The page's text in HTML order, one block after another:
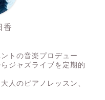
香
トの音楽プロデュー
ジャズライブを定期的
人のピアノレッスン、